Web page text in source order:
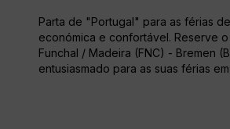
Parta de "Portugal" para as férias
económica e confortável. Reserve
Funchal / Madeira (FNC) - Bremen
entusiasmado para as suas férias